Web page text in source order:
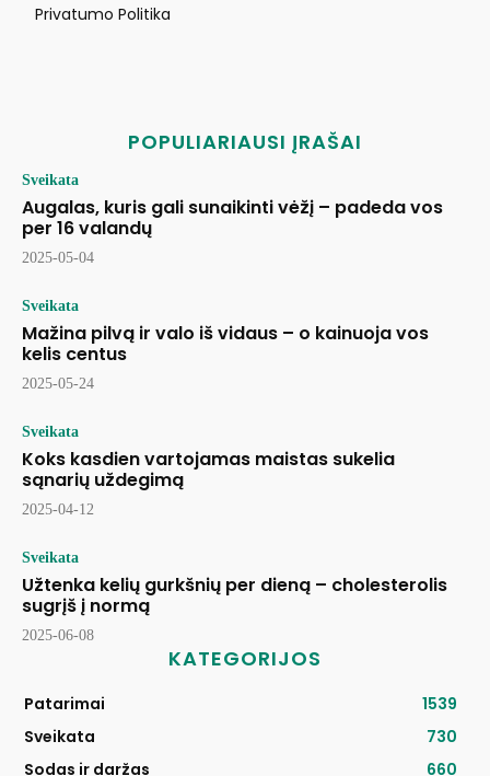
Privatumo Politika
POPULIARIAUSI ĮRAŠAI
Sveikata
Augalas, kuris gali sunaikinti vėžį – padeda vos
per 16 valandų
2025-05-04
Sveikata
Mažina pilvą ir valo iš vidaus – o kainuoja vos
kelis centus
2025-05-24
Sveikata
Koks kasdien vartojamas maistas sukelia
sąnarių uždegimą
2025-04-12
Sveikata
Užtenka kelių gurkšnių per dieną – cholesterolis
sugrįš į normą
2025-06-08
KATEGORIJOS
Patarimai
1539
Sveikata
730
Sodas ir daržas
660